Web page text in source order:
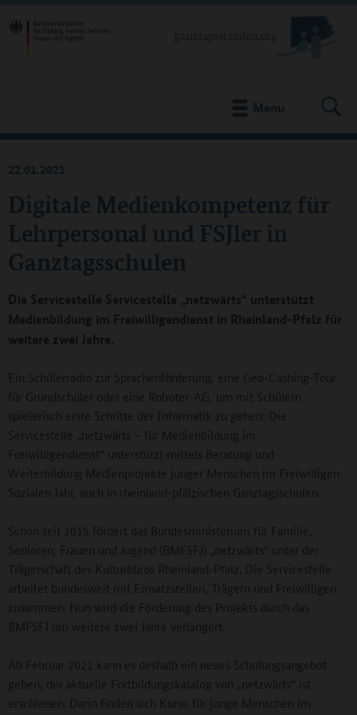
Menu
Digitale Medienkompetenz für
Lehrpersonal und FSJler in
Ganztagsschulen
22.01.2021
Die Servicestelle Servicestelle „netzwärts“ unterstützt
Medienbildung im Freiwilligendienst in Rheinland-Pfalz für
weitere zwei Jahre.
Ein Schülerradio zur Sprachenförderung, eine Geo-Cashing-Tour
für Grundschüler oder eine Roboter-AG, um mit Schülern
spielerisch erste Schritte der Informatik zu gehen: Die
Servicestelle „netzwärts – für Medienbildung im
Freiwilligendienst“ unterstützt mittels Beratung und
Weiterbildung Medienprojekte junger Menschen im Freiwilligen
Sozialen Jahr, auch in rheinland-pfälzischen Ganztagsschulen.
Schon seit 2015 fördert das Bundesministerium für Familie,
Senioren, Frauen und Jugend (BMFSFJ) „netzwärts“ unter der
Trägerschaft des Kulturbüros Rheinland-Pfalz. Die Servicestelle
arbeitet bundesweit mit Einsatzstellen, Trägern und Freiwilligen
zusammen. Nun wird die Förderung des Projekts durch das
BMFSFJ um weitere zwei Jahre verlängert.
Ab Februar 2021 kann es deshalb ein neues Schulungsangebot
geben, der aktuelle Fortbildungskatalog von „netzwärts“ ist
erschienen. Darin finden sich Kurse für junge Menschen im